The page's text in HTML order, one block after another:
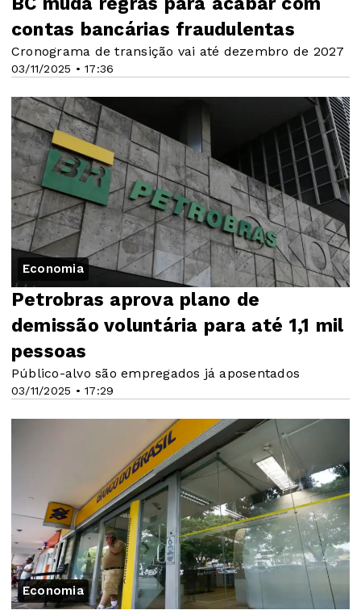
03/11/2025 • 17:36
contas bancárias fraudulentas
Cronograma de transição vai até dezembro de 2027
Economia
03/11/2025 • 17:29
Petrobras aprova plano de
demissão voluntária para até 1,1 mil
pessoas
Público-alvo são empregados já aposentados
Economia